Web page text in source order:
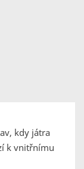
kdy játra
k vnitřnímu